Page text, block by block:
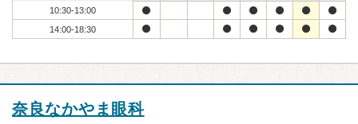
10:30-13:00
14:00-18:30
奈良なかやま眼科